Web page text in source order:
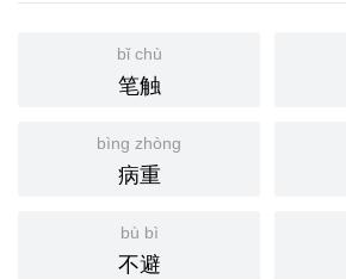
bǐ chù
笔触
bìng zhòng
病重
bù bì
不避